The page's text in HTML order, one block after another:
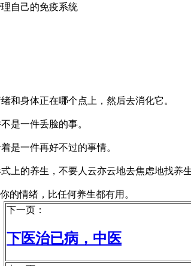
自己的免疫系统
和身体正在哪个点上，然后去消化它。
是一件丢脸的事。
是一件再好不过的事情。
上的养生，不要人云亦云地去焦虑地找养生
的情绪，比任何养生都有用。
下一页：
下医治已病，中医